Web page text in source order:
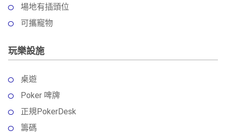
場地有插頭位
可攜寵物
玩樂設施
桌遊
Poker 啤牌
正規PokerDesk
籌碼